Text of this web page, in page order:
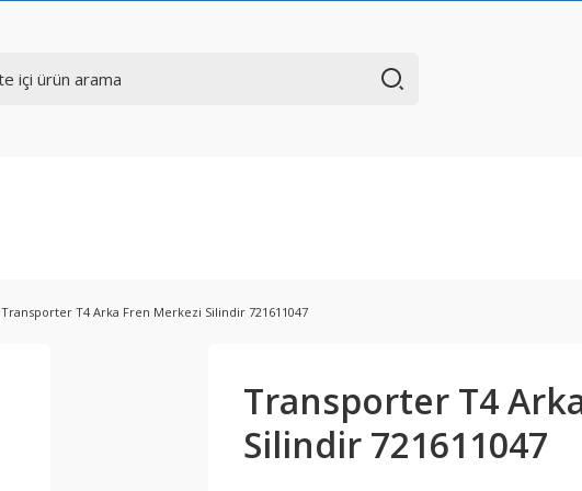
Transporter T4 Arka Fren Merkezi Silindir 721611047
Transporter T4
Silindir 721611047